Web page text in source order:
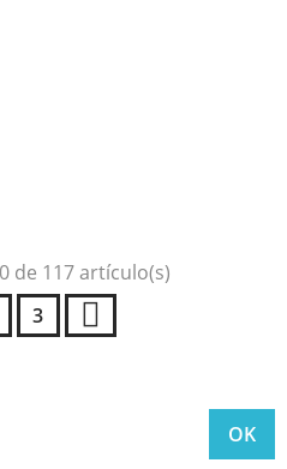
de 117 artículo(s)
3